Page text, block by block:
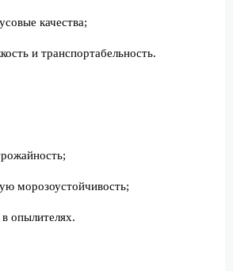
качества;
и транспортабельность.
морозоустойчивость;
опылителях.